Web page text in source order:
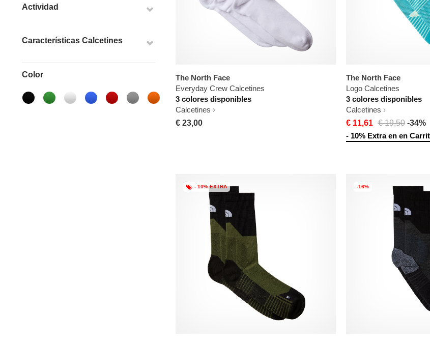
Actividad
Características Calcetines
Color
The North Face
Everyday Crew Calcetines
3 colores disponibles
Calcetines
€ 23,00
The North Face
Logo Calcetines
3 colores disponibles
Calcetines
€ 11,61 € 19,50 -34%
- 10% Extra en en
- 10% EXTRA -16%